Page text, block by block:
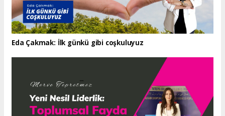
Eda Çakmak: İlk günkü gibi coşkuluyuz